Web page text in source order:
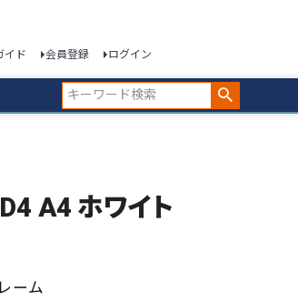
イド 会員登録 ログイン
A4 ホワイト
ーム